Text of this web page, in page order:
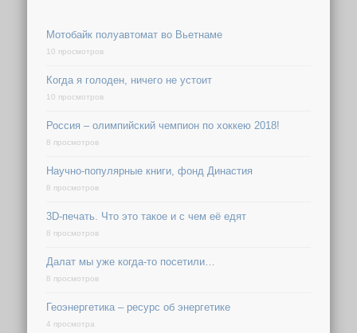
Мотобайк полуавтомат во Вьетнаме
10 просмотров
Когда я голоден, ничего не устоит
10 просмотров
Россия – олимпийский чемпион по хоккею 2018!
8 просмотров
Научно-популярные книги, фонд Династия
8 просмотров
3D-печать. Что это такое и с чем её едят
8 просмотров
Далат мы уже когда-то посетили…
8 просмотров
Геоэнергетика – ресурс об энергетике
4 просмотра